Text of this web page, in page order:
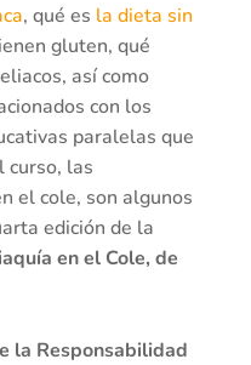
, qué es la dieta sin
gluten, qué
así como
con los
paralelas que
curso, las
el cole, son algunos
edición de la
en el Cole, de
la Responsabilidad